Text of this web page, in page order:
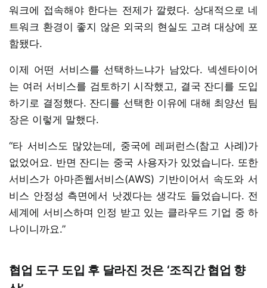
워크에 접속해야 한다는 전제가 깔렸다. 상대적으로 네
트워크 환경이 좋지 않은 외국의 현실도 고려 대상에 포
함됐다.
이제 어떤 서비스를 선택하느냐가 남았다. 넥센타이어
는 여러 서비스를 검토하기 시작했고, 결국 잔디를 도입
하기로 결정했다. 잔디를 선택한 이유에 대해 최양선 팀
장은 이렇게 말했다.
“타 서비스도 많았는데, 중국에 레퍼런스(참고 사례)가
없었어요. 반면 잔디는 중국 사용자가 있었습니다. 또한
서비스가 아마존웹서비스(AWS) 기반이어서 속도와 서
비스 안정성 측면에서 낫겠다는 생각도 들었습니다. 전
세계에 서비스하며 인정 받고 있는 클라우드 기업 중 하
나이니까요.”
협업 도구 도입 후 달라진 것은 ‘조직간 협업 향